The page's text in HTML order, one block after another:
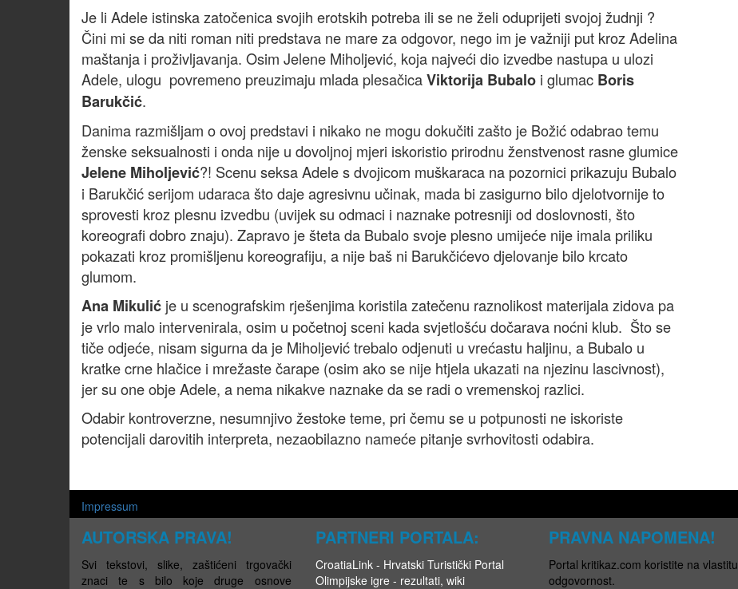
Je li Adele istinska zatočenica svojih erotskih potreba ili se ne želi oduprijeti svojoj žudnji ?
Čini mi se da niti roman niti predstava ne mare za odgovor, nego im je važniji put kroz Adelina
maštanja i proživljavanja. Osim Jelene Miholjević, koja najveći dio izvedbe nastupa u ulozi
Adele, ulogu povremeno preuzimaju mlada plesačicaViktorija Bubalo i glumac Boris
Barukčić.
Danima razmišljam o ovoj predstavi i nikako ne mogu dokučiti zašto je Božić odabrao temu
ženske seksualnosti i onda nije u dovoljnoj mjeri iskoristio prirodnu ženstvenost rasne glumice
Jelene Miholjević?! Scenu seksa Adele s dvojicom muškaraca na pozornici prikazuju Bubalo
i Barukčić serijom udaraca što daje agresivnu učinak, mada bi zasigurno bilo djelotvornije to
sprovesti kroz plesnu izvedbu (uvijek su odmaci i naznake potresniji od doslovnosti, što
koreografi dobro znaju). Zapravo je šteta da Bubalo svoje plesno umijeće nije imala priliku
pokazati kroz promišljenu koreografiju, a nije baš ni Barukčićevo djelovanje bilo krcato
glumom.
Ana Mikulić je u scenografskim rješenjima koristila zatečenu raznolikost materijala zidova pa
je vrlo malo intervenirala, osim u početnoj sceni kada svjetlošću dočarava noćni klub. Što se
tiče odjeće, nisam sigurna da je Miholjević trebalo odjenuti u vrećastu haljinu, a Bubalo u
kratke crne hlačice i mrežaste čarape (osim ako se nije htjela ukazati na njezinu lascivnost),
jer su one obje Adele, a nema nikakve naznake da se radi o vremenskoj razlici.
Odabir kontroverzne, nesumnjivo žestoke teme, pri čemu se u potpunosti ne iskoriste
potencijali darovitih interpreta, nezaobilazno nameće pitanje svrhovitosti odabira.
Impressum
AUTORSKA PRAVA!
Svi tekstovi, slike, zaštićeni trgovački
znaci te s bilo koje druge osnove
PARTNERI PORTALA:
CroatiaLink - Hrvatski Turistički Portal
Olimpijske igre - rezultati, wiki
PRAVNA NAPOMENA!
Portal kritikaz.com koristite na vlastitu
odgovornost.